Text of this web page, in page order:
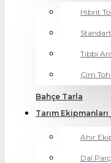
Hibrit
Tıbbi
Çim
Bahçe Tarla
Tarım Ekipmanları
Ahır
Dal